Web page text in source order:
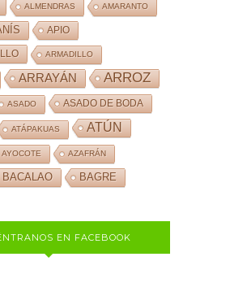
ALMENDRAS AMARANTO
APIO
ARMADILLO
ARRAYÁN ARROZ
ASADO ASADO DE BODA
ATÁPAKUAS ATÚN
AYOCOTE AZAFRÁN
BACALAO BAGRE
EN FACEBOOK